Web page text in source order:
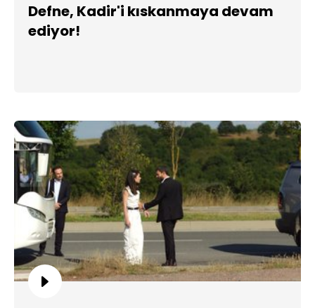
Defne, Kadir'i kıskanmaya devam
ediyor!